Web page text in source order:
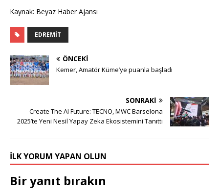
Kaynak: Beyaz Haber Ajansı
EDREMIT
ÖNCEKI
Kemer, Amatör Küme’ye puanla başladı
SONRAKI
Create The AI Future: TECNO, MWC Barselona
2025’te Yeni Nesil Yapay Zeka Ekosistemini Tanıttı
İLK YORUM YAPAN OLUN
Bir yanıt bırakın